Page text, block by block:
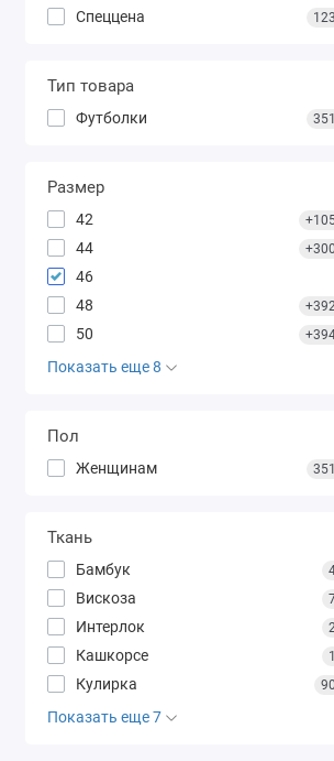
Спеццена 123
Тип товара
Футболки 351
Размер
42
44 +300
46
48
+392
50
Показать еще 8
Пол
Женщинам 351
Ткань
Бамбук
Вискоза
Интерлок 2
Кашкорсе 1
Кулирка 90
Показать еще 7